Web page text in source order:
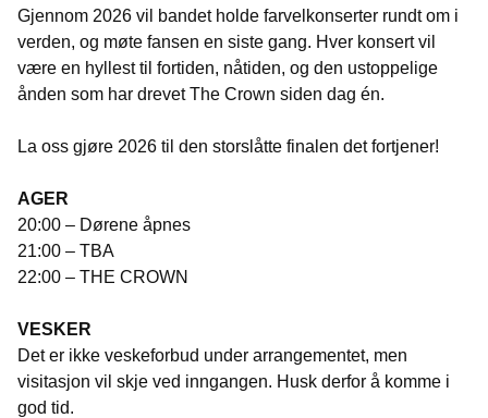
Gjennom 2026 vil bandet holde farvelkonserter rundt om i
verden, og møte fansen en siste gang. Hver konsert vil
være en hyllest til fortiden, nåtiden, og den ustoppelige
ånden som har drevet The Crown siden dag én.
La oss gjøre 2026 til den storslåtte finalen det fortjener!
AGER
20:00 – Dørene åpnes
21:00 – TBA
22:00 – THE CROWN
VESKER
Det er ikke veskeforbud under arrangementet, men
visitasjon vil skje ved inngangen. Husk derfor å komme i
god tid.